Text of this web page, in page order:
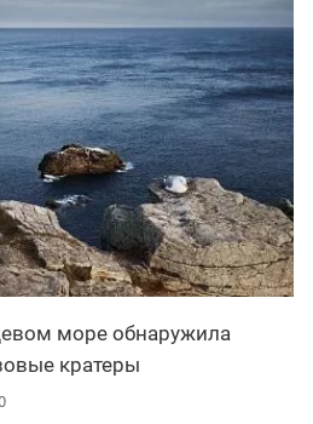
море обнаружила
кратеры